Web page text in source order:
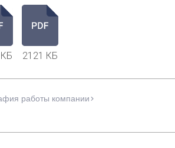
2121 КБ
работы компании